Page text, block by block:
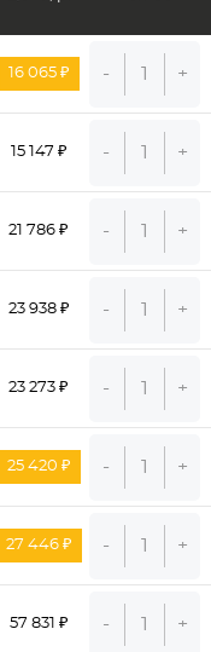
16 065 ₽
15 147 ₽
21 786 ₽
23 938 ₽
23 273 ₽
25 420 ₽
27 446 ₽
57 831 ₽
- +
- +
- +
- +
- +
- +
- +
- +